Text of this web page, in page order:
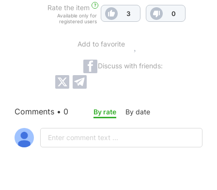
Rate the item ?
Available only for
registered users
3 0
Add to favorite
Discuss with friends:
Comments • 0 By rate By date